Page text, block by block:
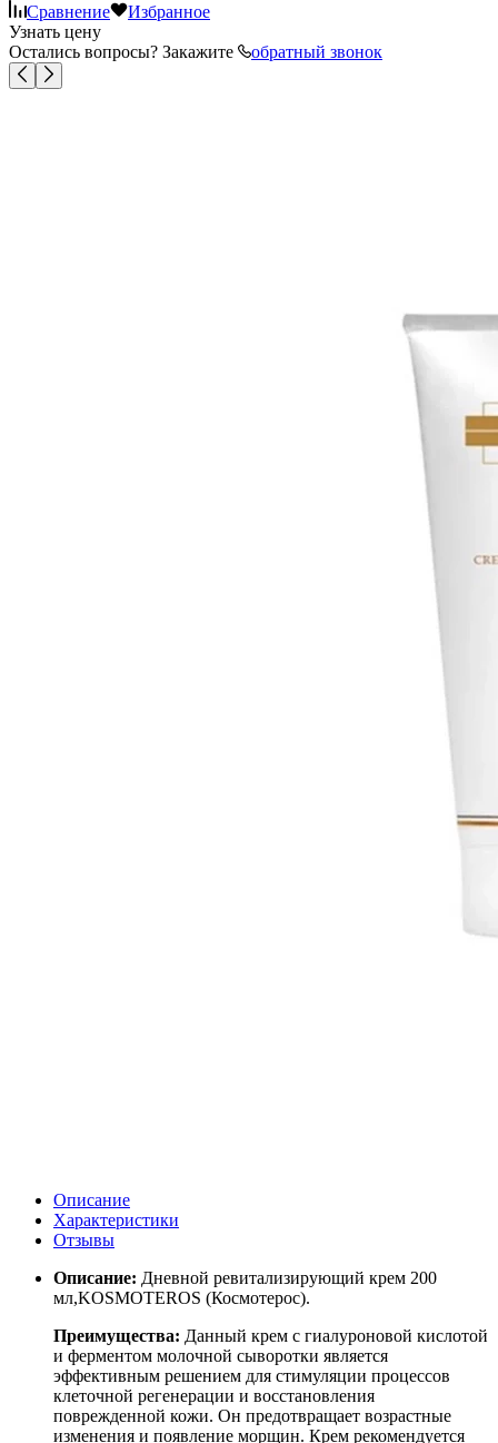
Сравнение
Избранное
Узнать цену
Остались вопросы? Закажите
обратный звонок
Описание
Характеристики
Отзывы
Описание: Дневной ревитализирующий крем 200
мл,KOSMOTEROS (Космотерос).
Преимущества: Данный крем с гиалуроновой кислотой
и ферментом молочной сыворотки является
эффективным решением для стимуляции процессов
клеточной регенерации и восстановления
поврежденной кожи. Он предотвращает возрастные
изменения и появление морщин. Крем рекомендуется